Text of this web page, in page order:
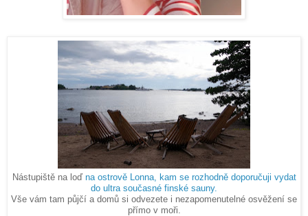
Nástupiště na loď na ostrově Lonna, kam se rozhodně doporučuji vydat
do ultra současné finské sauny.
Vše vám tam půjčí a domů si odvezete i nezapomenutelné osvěžení se
přímo v moři.